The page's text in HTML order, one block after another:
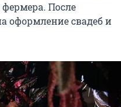
После
оформление свадеб и